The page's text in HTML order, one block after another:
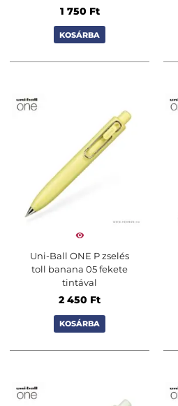
1 750 Ft
KOSÁRBA
Uni-Ball ONE P zselés
toll banana 05 fekete
tintával
2 450 Ft
KOSÁRBA